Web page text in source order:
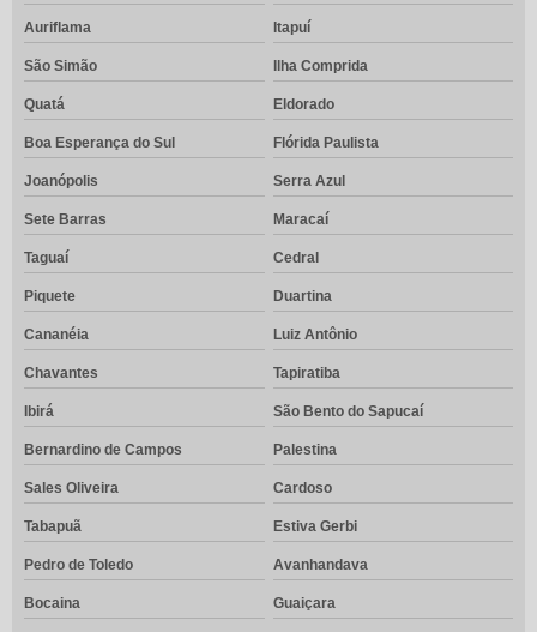
Auriflama Itapuí
São Simão Ilha Comprida
Quatá Eldorado
Boa Esperança do Sul Flórida Paulista
Joanópolis Serra Azul
Sete Barras Maracaí
Taguaí Cedral
Piquete Duartina
Cananéia Luiz Antônio
Chavantes Tapiratiba
Ibirá São Bento do Sapucaí
Bernardino de Campos Palestina
Sales Oliveira Cardoso
Tabapuã Estiva Gerbi
Pedro de Toledo Avanhandava
Bocaina Guaiçara